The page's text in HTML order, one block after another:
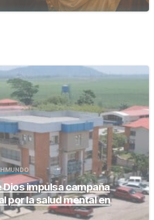
MUNDO
Dios impulsa campaña
por la salud mental en